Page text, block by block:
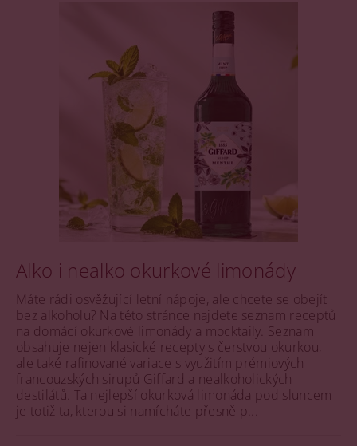
Alko i nealko okurkové limonády
Máte rádi osvěžující letní nápoje, ale chcete se obejít
bez alkoholu? Na této stránce najdete seznam receptů
na domácí okurkové limonády a mocktaily. Seznam
obsahuje nejen klasické recepty s čerstvou okurkou,
ale také rafinované variace s využitím prémiových
francouzských sirupů Giffard a nealkoholických
destilátů. Ta nejlepší okurková limonáda pod sluncem
je totiž ta, kterou si namícháte přesně p...